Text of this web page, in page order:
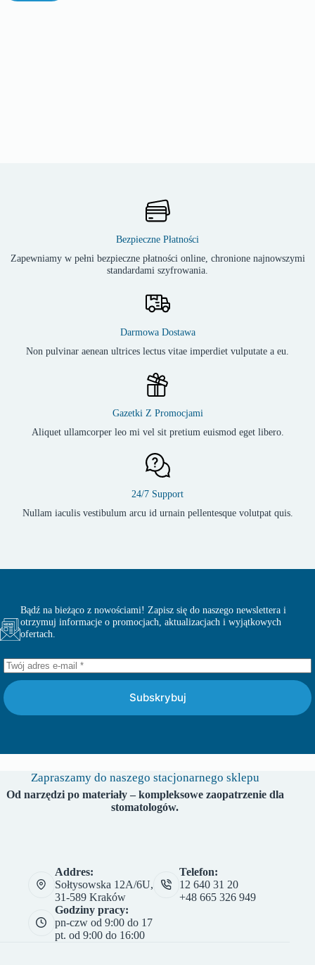
Bezpieczne Płatności
Zapewniamy w pełni bezpieczne płatności online, chronione najnowszymi
standardami szyfrowania.
Darmowa Dostawa
Non pulvinar aenean ultrices lectus vitae imperdiet vulputate a eu.
Gazetki Z Promocjami
Aliquet ullamcorper leo mi vel sit pretium euismod eget libero.
24/7 Support
Nullam iaculis vestibulum arcu id urnain pellentesque volutpat quis.
Bądź na bieżąco z nowościami! Zapisz się do naszego newslettera i
otrzymuj informacje o promocjach, aktualizacjach i wyjątkowych
ofertach.
Subskrybuj
Zapraszamy do naszego stacjonarnego sklepu
Od narzędzi po materiały – kompleksowe zaopatrzenie dla
stomatologów.
Addres:
Sołtysowska 12A/6U,
31-589 Kraków
Telefon:
12 640 31 20
+48 665 326 949
Godziny pracy:
pn-czw od 9:00 do 17
pt. od 9:00 do 16:00